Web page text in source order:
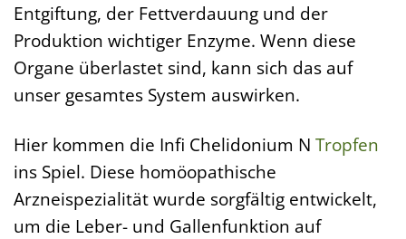
Entgiftung, der Fettverdauung und der
Produktion wichtiger Enzyme. Wenn diese
Organe überlastet sind, kann sich das auf
unser gesamtes System auswirken.
Hier kommen die Infi Chelidonium N Tropfen
ins Spiel. Diese homöopathische
Arzneispezialität wurde sorgfältig entwickelt,
um die Leber- und Gallenfunktion auf